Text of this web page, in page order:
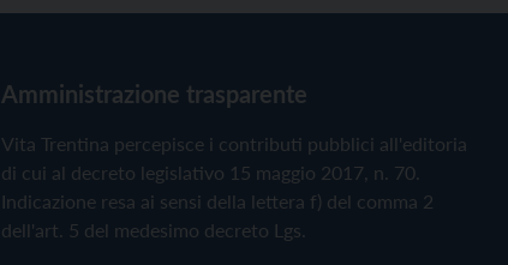
Amministrazione trasparente
Vita Trentina percepisce i contributi pubblici all'editoria
di cui al decreto legislativo 15 maggio 2017, n. 70.
Indicazione resa ai sensi della lettera f) del comma 2
dell'art. 5 del medesimo decreto Lgs.